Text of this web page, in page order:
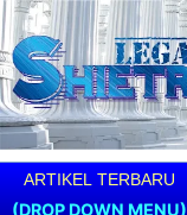
(DROP DOWN MENU)